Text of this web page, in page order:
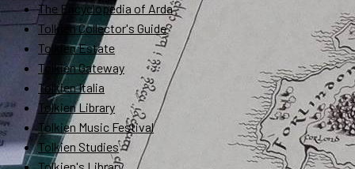
The Encyclopedia of Arda
Tolkien Collector's Guide
Tolkien Estate
Tolkien Gateway
Tolkien Italia
Tolkien Library
Tolkien Music Festival
Tolkien Studies